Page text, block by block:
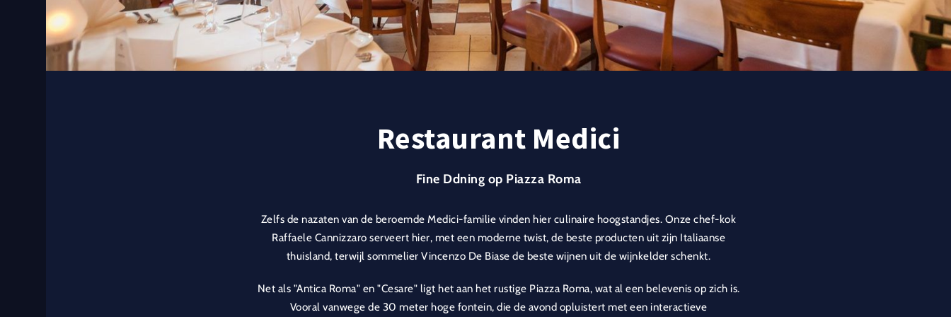
Restaurant Medici
Fine Ddning op Piazza Roma
Zelfs de nazaten van de beroemde Medici-familie vinden hier culinaire hoogstandjes. Onze chef-kok
Raffaele Cannizzaro serveert hier, met een moderne twist, de beste producten uit zijn Italiaanse
thuisland, terwijl sommelier Vincenzo De Biase de beste wijnen uit de wijnkelder schenkt.
Net als "Antica Roma" en "Cesare" ligt het aan het rustige Piazza Roma, wat al een belevenis op zich is.
Vooral vanwege de 30 meter hoge fontein, die de avond opluistert met een interactieve